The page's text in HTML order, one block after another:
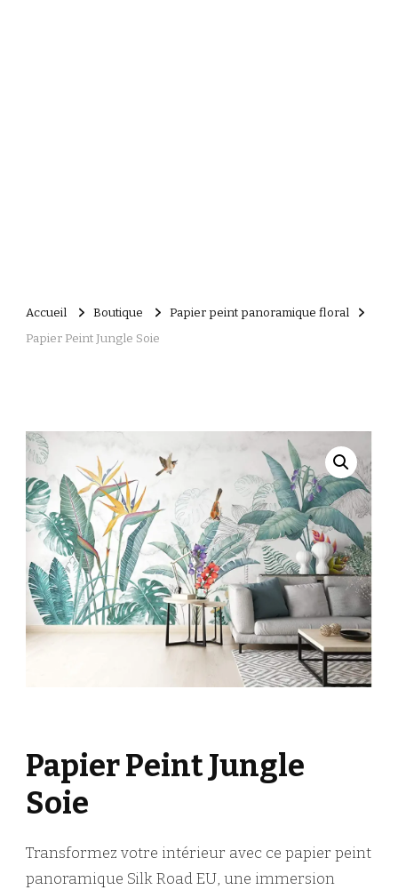
Accueil Boutique
Papier peint panoramique floral
Papier Peint Jungle Soie
Papier Peint Jungle
Soie
Transformez votre intérieur avec ce papier peint
panoramique Silk Road EU, une immersion